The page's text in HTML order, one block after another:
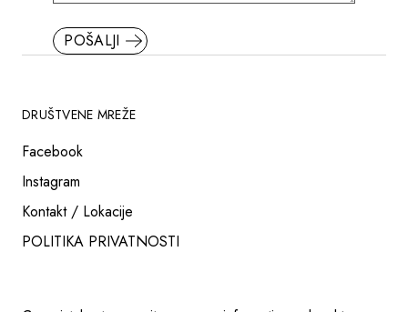
POŠALJI
DRUŠTVENE MREŽE
Facebook
Instagram
Kontakt / Lokacije
POLITIKA PRIVATNOSTI